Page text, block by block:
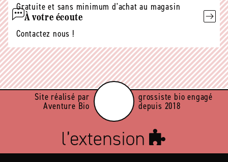
Gratuite et sans minimum d'achat au magasin
À votre écoute
Contactez nous !
Site réalisé par
Aventure Bio
grossiste bio engagé
depuis 2018